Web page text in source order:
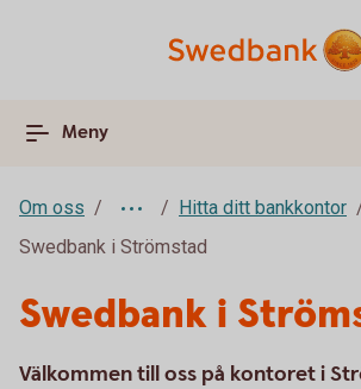
Meny
Om oss
Hitta ditt bankkontor
Swedbank i Strömstad
Swedbank i
Välkommen till oss på kontoret i